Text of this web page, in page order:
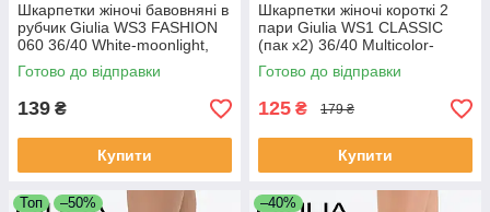
Шкарпетки жіночі бавовняні в
рубчик Giulia WS3 FASHION
060 36/40 White-moonlight,
повсякенні з високою
посадкою, без гумки
Готово до відправки
139 ₴
Купити
Шкарпетки жіночі короткі 2
пари Giulia WS1 CLASSIC
(пак х2) 36/40 Multicolor-
sand/mocha mousse,
бавовняні, повсякденні
Готово до відправки
125 ₴ 179 ₴
Купити
Топ –50% –40%